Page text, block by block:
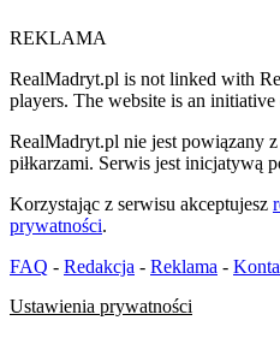
REKLAMA
RealMadryt.pl is not linked with
players. The website is an
RealMadryt.pl nie jest powiązany
piłkarzami. Serwis jest inicjatywą
Korzystając z serwisu akceptujesz
prywatności.
FAQ - Redakcja - Reklama -
Ustawienia prywatności